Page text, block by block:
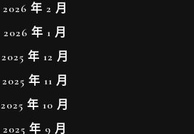
2026 年 2 月
2026 年 1 月
2025 年 12 月
2025 年 11 月
2025 年 10 月
2025 年 9 月